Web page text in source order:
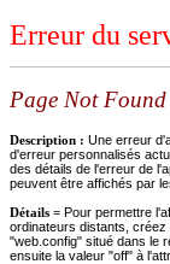
Erreur du
Page Not
Description : Une erreur
d'erreur personnalisés
des détails de l'erreur de
peuvent être affichés par
Détails = Pour permettre
ordinateurs distants,
"web.config" situé dans le
ensuite la valeur "off" à